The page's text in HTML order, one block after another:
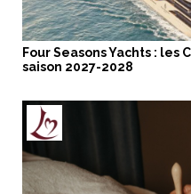
Four Seasons Yachts :
saison 2027-2028